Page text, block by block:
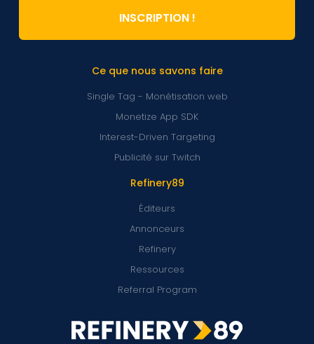
Refinery89
Éditeurs
Annonceurs
Refinery
Ressources
Referral Program
Ce que nous savons faire
Single Tag - Monétisation web
Monetize App SDK
Interest-Driven Targeting
Publicité sur Twitch
INSCRIPTION !